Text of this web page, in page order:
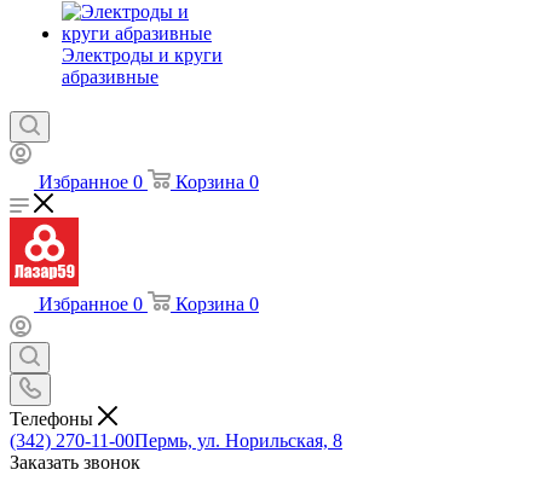
Электроды и круги
абразивные
Избранное 0 Корзина 0
Избранное 0 Корзина 0
Телефоны
(342) 270-11-00Пермь, ул. Норильская, 8
Заказать звонок